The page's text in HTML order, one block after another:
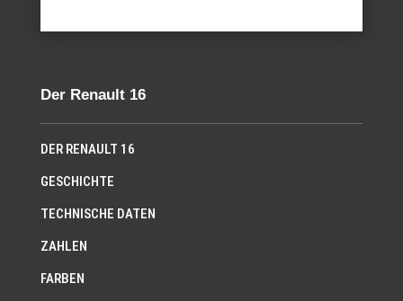
Der Renault 16
DER RENAULT 16
GESCHICHTE
TECHNISCHE DATEN
ZAHLEN
FARBEN